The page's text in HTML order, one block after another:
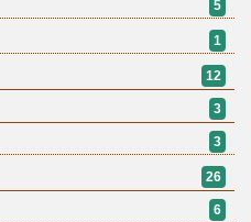
5
1
12
3
3
26
6